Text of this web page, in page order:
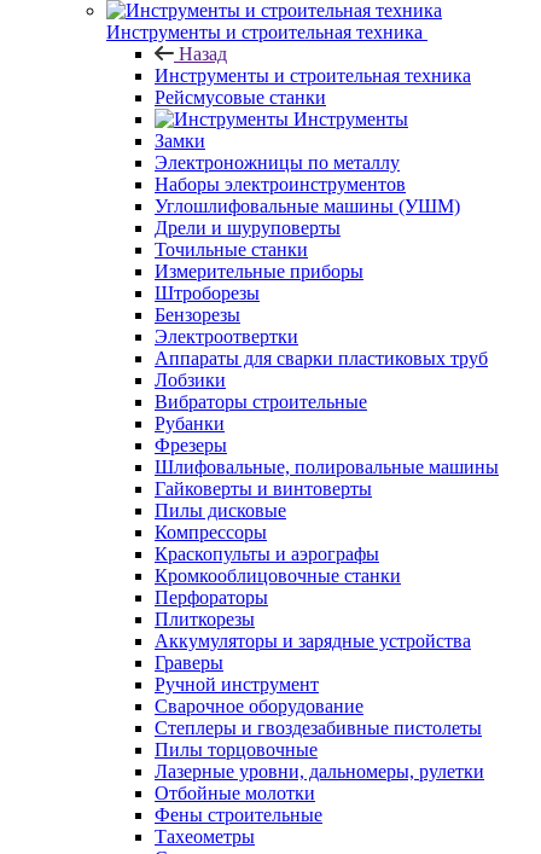
Инструменты и строительная техника
Назад
Инструменты и строительная техника
Рейсмусовые станки
Инструменты
Замки
Электроножницы по металлу
Наборы электроинструментов
Углошлифовальные машины (УШМ)
Дрели и шуруповерты
Точильные станки
Измерительные приборы
Штроборезы
Бензорезы
Электроотвертки
Аппараты для сварки пластиковых труб
Лобзики
Вибраторы строительные
Рубанки
Фрезеры
Шлифовальные, полировальные машины
Гайковерты и винтоверты
Пилы дисковые
Компрессоры
Краскопульты и аэрографы
Кромкооблицовочные станки
Перфораторы
Плиткорезы
Аккумуляторы и зарядные устройства
Граверы
Ручной инструмент
Сварочное оборудование
Степлеры и гвоздезабивные пистолеты
Пилы торцовочные
Лазерные уровни, дальномеры, рулетки
Отбойные молотки
Фены строительные
Тахеометры